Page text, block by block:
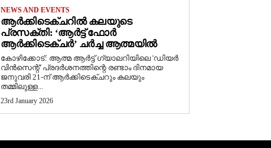
NEWS AND EVENTS
ആർക്കിടെക്ചറിൽ കലയുടെ
പ്രസക്തി: ‘ആർട്ട് ഫോർ
ആർക്കിടെക്ചർ’ ചർച്ച ആത്മയിൽ
​കോഴിക്കോട്: ആത്മ ആർട്ട് ഗ്യാലറിയിലെ 'ഡിയർ
വിൻസെന്റ്' പ്രദർശനത്തിന്റെ രണ്ടാം ദിനമായ
ജനുവരി 21-ന് ആർക്കിടെക്ചറും കലയും
തമ്മിലുള്ള...
23rd January 2026